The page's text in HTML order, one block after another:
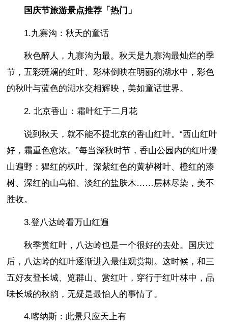
国庆节旅游景点推荐「热门」
1.九寨沟：秋天的童话
秋色醉人，九寨沟为最。秋天是九寨沟最灿烂的季
节，五彩斑斓的红叶、彩林倒映在明丽的湖水中，彩色
的秋叶与蓝色的湖水交相辉映，美如童话世界。
2. 北京香山：霜叶红于二月花
说到秋天，就不能不提北京的香山红叶。“西山红叶
好，霜重色愈浓。”每当深秋时节，香山公园内的红叶漫
山遍野：猩红的枫叶、深紫红色的黄栌树叶、橙红的漆
树、深红的山乌桕、淡红的盐肤木……层林尽染，美不
胜收。
3.登八达岭看万山红遍
秋季赏红叶，八达岭也是一个很好的去处。国庆过
后，八达岭的红叶逐渐进入最佳观赏期。这时候，和三
五好友登长城、览群山、赏红叶，穿行于红叶林中，品
味长城的秋韵，无疑是最怡人的事情了。
4.喀纳斯：此景只应天上有